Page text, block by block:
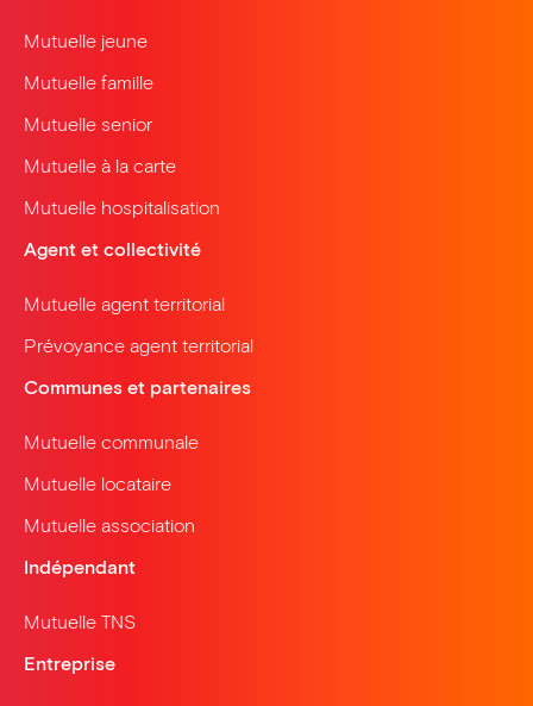
Mutuelle jeune
Mutuelle famille
Mutuelle senior
Mutuelle à la carte
Mutuelle hospitalisation
Agent et collectivité
Mutuelle agent territorial
Prévoyance agent territorial
Communes et partenaires
Mutuelle communale
Mutuelle locataire
Mutuelle association
Indépendant
Mutuelle TNS
Entreprise